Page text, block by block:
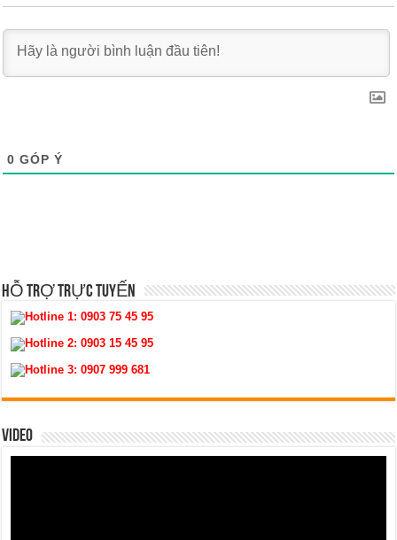
0 GÓP Ý
HỖ TRỢ TRỰC TUYẾN
Hotline 1:0903 75 45 95
Hotline 2:0903 15 45 95
Hotline 3:0907 999 681
VIDEO